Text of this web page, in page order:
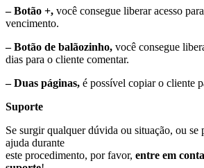
– Botão +, você consegue liberar acesso
vencimento.
– Botão de balãozinho, você consegue
dias para o cliente comentar.
– Duas páginas, é possível copiar o cliente
Suporte
Se surgir qualquer dúvida ou situação, ou se
ajuda durante
este procedimento, por favor, entre em